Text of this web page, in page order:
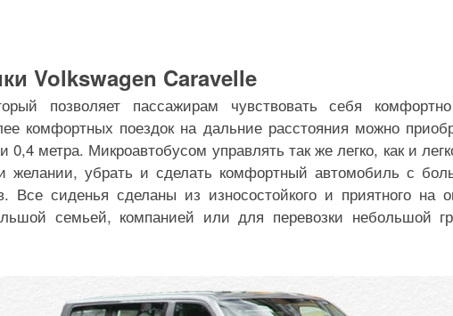
Volkswagen Caravelle
позволяет пассажирам чувствовать себя
комфортных поездок на дальние расстояния можно
метра. Микроавтобусом управлять так же легко, как и
желании, убрать и сделать комфортный автомобиль с
Все сиденья сделаны из износостойкого и приятного на
семьей, компанией или для перевозки небольшой